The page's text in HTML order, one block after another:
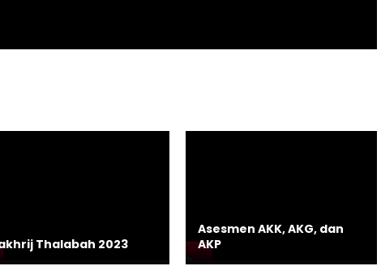
Thalabah 2023
Asesmen AKK, AKG, dan
AKP